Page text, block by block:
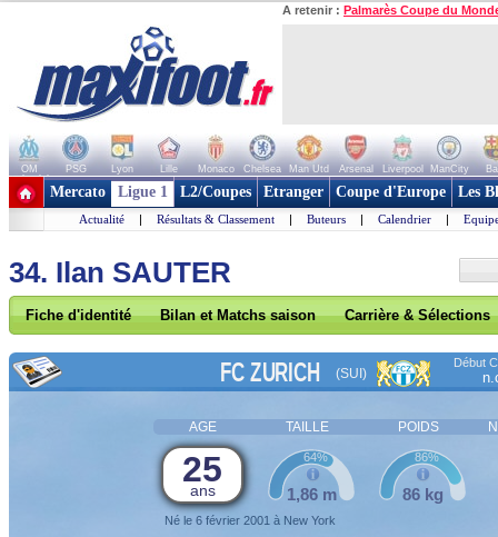
A retenir : Palmarès Coupe du
OM PSG Lyon Lille Monaco Chelsea Man Utd Arsenal Liverpool ManCity
+ de clubs
Mercato Ligue 1 L2/Coupes Etranger Coupe d'Europe Les
Actualité | Résultats & Classement | Buteurs | Calendrier |
34. Ilan SAUTER
Fiche d'identité Bilan et Matchs saison Carrière & Sélections
FC ZURICH (SUI)
Début
AGE TAILLE POIDS
25
ans
Né le 6 février 2001 à New York
1,86 m
64%
86 kg
86%